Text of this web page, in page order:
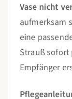
Vase nicht
aufmerksam
eine
Strauß sofort
Empfänger